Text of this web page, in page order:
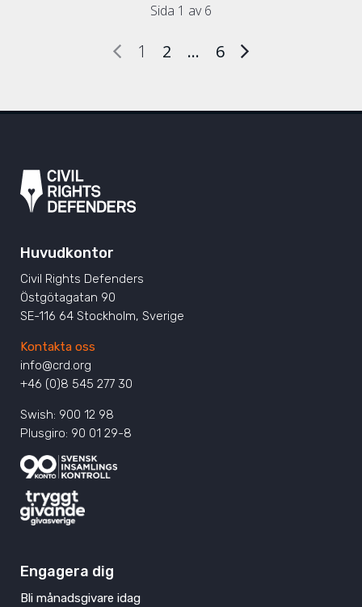
Sida 1 av 6
1 2 … 6
Huvudkontor
Civil Rights Defenders
Östgötagatan 90
SE-116 64 Stockholm, Sverige
Kontakta oss
info@crd.org
+46 (0)8 545 277 30
Swish: 900 12 98
Plusgiro: 90 01 29-8
Engagera dig
Bli månadsgivare idag